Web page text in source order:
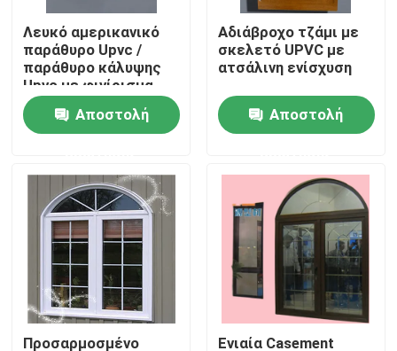
Γύρος εργοστασίων
Ποιοτικός έλεγχος
Μας ελάτε σε επαφή με
Ζητήστε ένα απόσπασμα
Σχεδιαγράμματα πορτών UPVC
Σχεδιαγράμματα παραθύρων UPVC
Λευκό αμερικανικό
παράθυρο Upvc /
παράθυρο κάλυψης
Upvc με φινίρισμα
ξύλου και
προσαρμοσμένο
γυαλί
Αποστολή
Αδιάβροχο τζάμι με
σκελετό UPVC με
ατσάλινη ενίσχυση
Αποστολή
Προσαρμοσμένο Ενιαία Casement